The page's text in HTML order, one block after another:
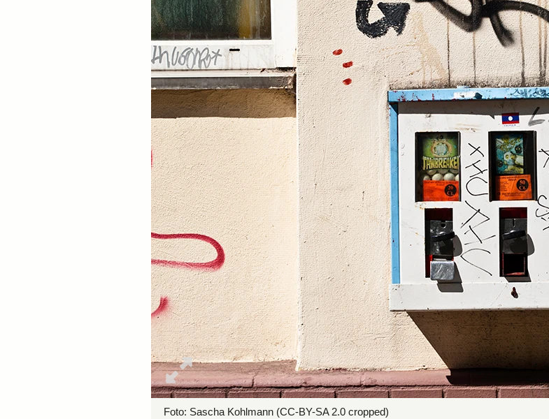
Foto: Sascha Kohlmann (CC-BY-SA 2.0 cropped)